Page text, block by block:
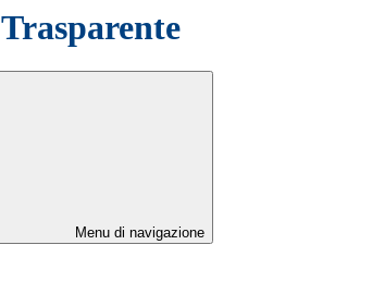
Menu di navigazione